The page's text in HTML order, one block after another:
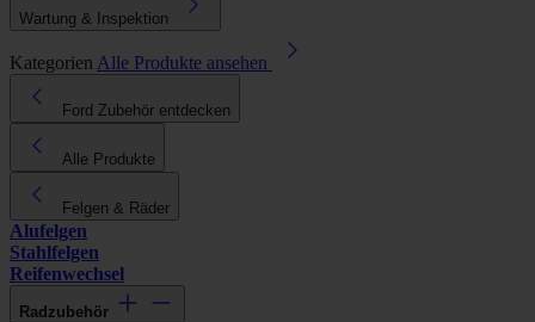
Wartung & Inspektion
Kategorien Alle Produkte ansehen
Ford Zubehör entdecken
Alle Produkte
Felgen & Räder
Alufelgen
Stahlfelgen
Reifenwechsel
Radzubehör